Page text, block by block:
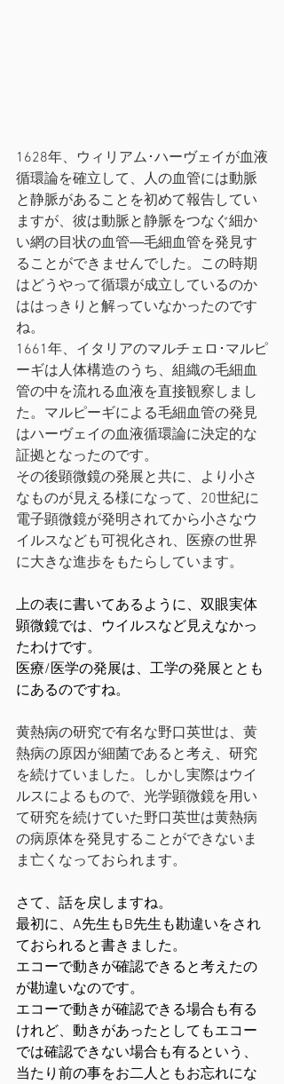
1628年、ウィリアム･ハーヴェイが血液
循環論を確立して、人の血管には動脈
と静脈があることを初めて報告してい
ますが、彼は動脈と静脈をつなぐ細か
い網の目状の血管―毛細血管を発見す
ることができませんでした。この時期
はどうやって循環が成立しているのか
ははっきりと解っていなかったのです
ね。
1661年、イタリアのマルチェロ･マルピ
ーギは人体構造のうち、組織の毛細血
管の中を流れる血液を直接観察しまし
た。マルピーギによる毛細血管の発見
はハーヴェイの血液循環論に決定的な
証拠となったのです。
その後顕微鏡の発展と共に、より小さ
なものが見える様になって、20世紀に
電子顕微鏡が発明されてから小さなウ
イルスなども可視化され、医療の世界
に大きな進歩をもたらしています。
上の表に書いてあるように、双眼実体
顕微鏡では、ウイルスなど見えなかっ
たわけです。
医療/医学の発展は、工学の発展ととも
にあるのですね。
黄熱病の研究で有名な野口英世は、黄
熱病の原因が細菌であると考え、研究
を続けていました。しかし実際はウイ
ルスによるもので、光学顕微鏡を用い
て研究を続けていた野口英世は黄熱病
の病原体を発見することができないま
ま亡くなっておられます。
さて、話を戻しますね。
最初に、A先生もB先生も勘違いをされ
ておられると書きました。
エコーで動きが確認できると考えたの
が勘違いなのです。
エコーで動きが確認できる場合も有る
けれど、動きがあったとしてもエコー
では確認できない場合も有るという、
当たり前の事をお二人ともお忘れにな